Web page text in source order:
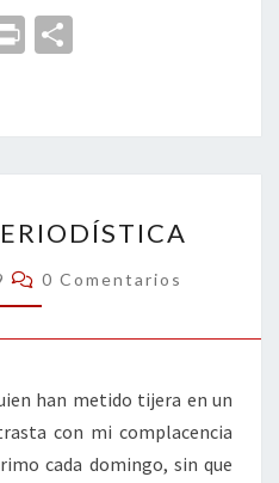
Pr
p
ar
tir
PERIODÍSTICA
Comentarios
0 Comentarios
han metido tijera en un
con mi complacencia
cada domingo, sin que